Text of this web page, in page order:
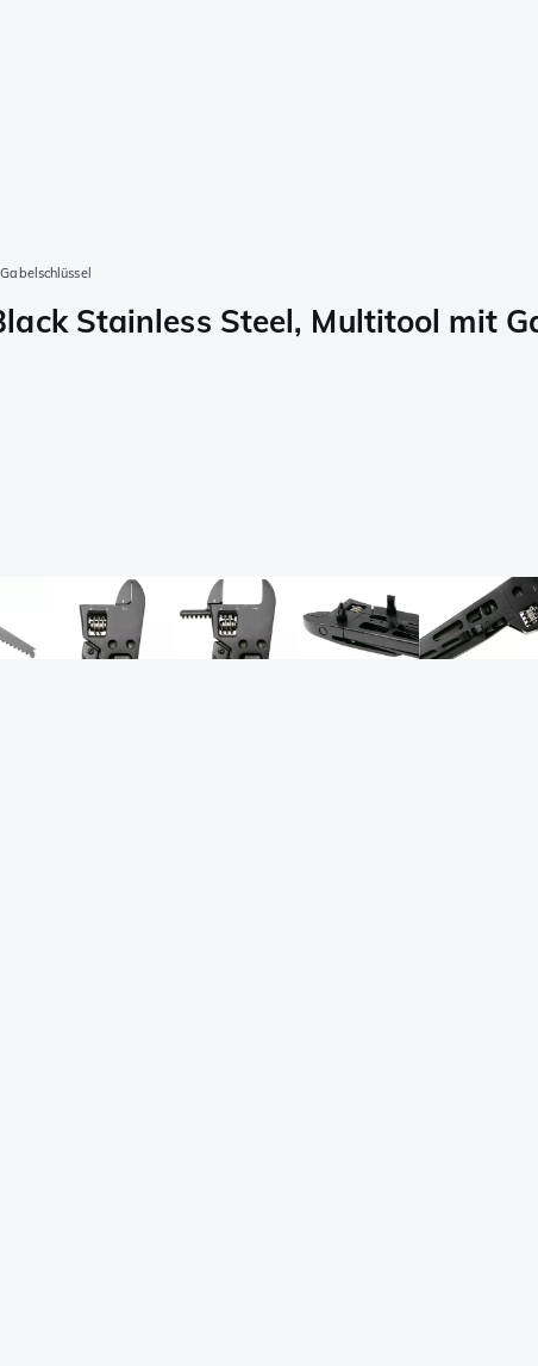
Stainless Steel, Multitool mit